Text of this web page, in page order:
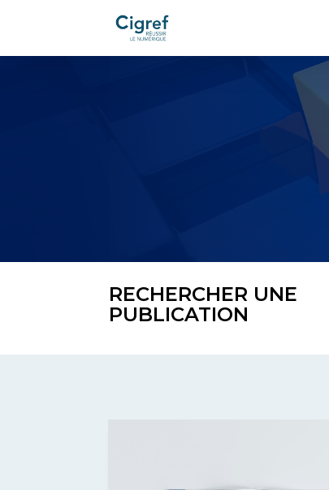
RECHERCHER UNE
PUBLICATION